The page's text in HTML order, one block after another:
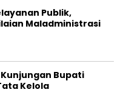
Publik,
Maladministrasi
Bupati
Kelola